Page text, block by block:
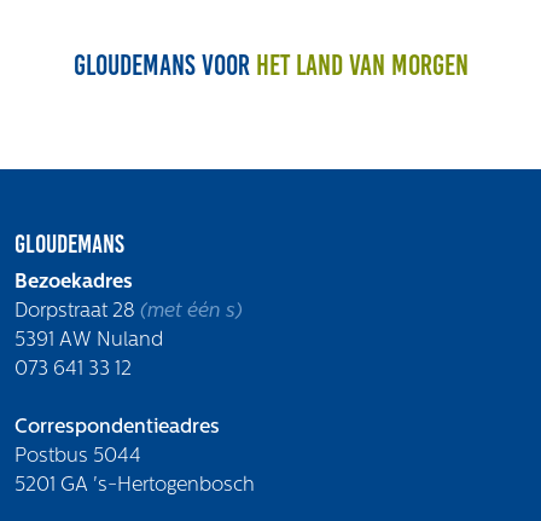
Volg ons
Gloudemans voor het land van morgen
Gloudemans
Bezoekadres
Dorpstraat 28 (met één s)
5391 AW Nuland
073 641 33 12
Correspondentieadres
Postbus 5044
5201 GA 's-Hertogenbosch